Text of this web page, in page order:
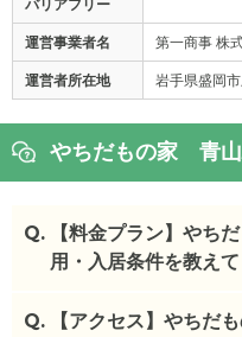
バリアフリー
運営事業者名 第一商事 株
運営者所在地 岩手県盛岡
やちだもの家 青山
Q.
【料金プラン】やち
用・入居条件を教え
やちだもの家 青山駅
Q.
【アクセス】やちだ